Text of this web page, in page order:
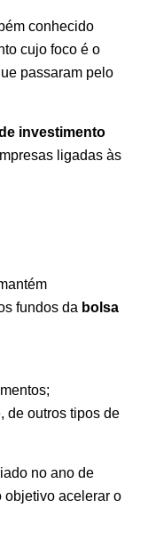
conhecido
cujo foco é o
passaram pelo
investimento
ligadas às
fundos da bolsa
de outros tipos de
no ano de
objetivo acelerar o